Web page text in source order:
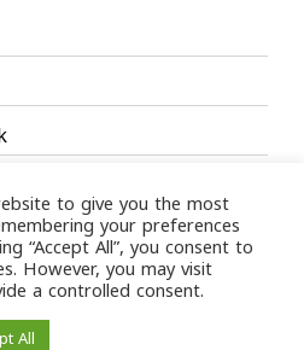
All Rights Reserved /
to give you the most
your preferences
“Accept All”, you consent to
However, you may visit
a controlled consent.
All